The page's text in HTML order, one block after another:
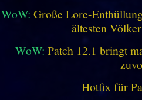
WoW: Große Lore-
ältesten
WoW: Patch 12.1 bringt
Hotfix für